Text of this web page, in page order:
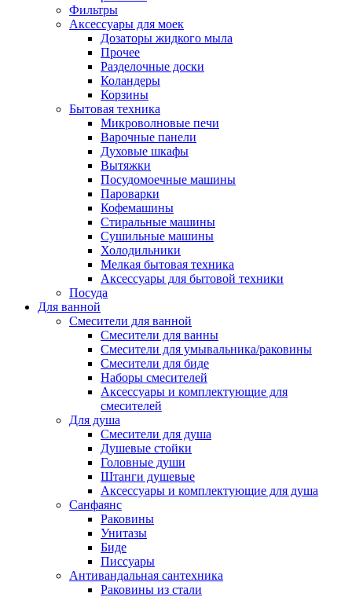
Фильтры
Аксессуары для моек
Дозаторы жидкого мыла
Прочее
Разделочные доски
Коландеры
Корзины
Бытовая техника
Микроволновые печи
Варочные панели
Духовые шкафы
Вытяжки
Посудомоечные машины
Пароварки
Кофемашины
Стиральные машины
Сушильные машины
Холодильники
Мелкая бытовая техника
Аксессуары для бытовой техники
Посуда
Для ванной
Смесители для ванной
Смесители для ванны
Смесители для умывальника/раковины
Смесители для биде
Наборы смесителей
Аксессуары и комплектующие для
смесителей
Для душа
Смесители для душа
Душевые стойки
Головные души
Штанги душевые
Аксессуары и комплектующие для душа
Санфаянс
Раковины
Унитазы
Биде
Писсуары
Антивандальная сантехника
Раковины из стали